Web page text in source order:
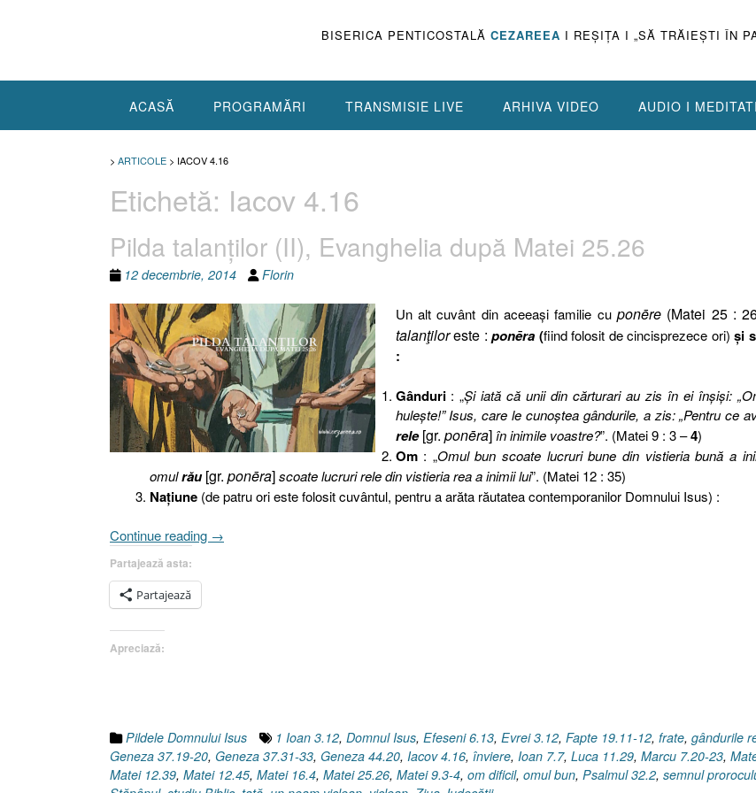
BISERICA PENTICOSTALĂ CEZAREEA I REŞIŢA I „SĂ TRĂIEŞTI ÎN
ACASĂ PROGRAMĂRI TRANSMISIE LIVE ARHIVA VIDEO AUDIO I
> ARTICOLE > IACOV 4.16
Etichetă: Iacov 4.16
Pilda talanţilor (II), Evanghelia după Matei 25.26
12 decembrie, 2014 Florin
Un alt cuvânt din aceeaşi familie cu ponēre (Matei 25 :
talanţiloreste : ponēra (fiind folosit de cincisprezece ori) şi
:
Gânduri: „Şi iată că unii din cărturari au zis în ei înşişi:
huleşte!” Isus, care le cunoştea gândurile, a zis: „Pentru ce
rele [gr. ponēra] în inimile voastre?”. (Matei 9 : 3 –4)
Om: „Omul bun scoate lucruri bune din vistieria bună a
omulrău [gr. ponēra]scoate lucruri rele din vistieria rea a inimii lui”. (Matei 12 : 35)
Naţiune (de patru ori este folosit cuvântul, pentru a arăta răutatea contemporanilor Domnului Isus) :
Continue reading „Pilda
→
Partajează asta:
Partajează
Apreciază:
Pildele Domnului Isus 1 Ioan 3.12, Domnul Isus, Efeseni 6.13, Evrei 3.12, Fapte 19.11-12, frate, gândurile
Geneza 37.19-20, Geneza 37.31-33, Geneza 44.20, Iacov 4.16, înviere, Ioan 7.7, Luca 11.29, Marcu 7.20-23,
Matei 12.39, Matei 12.45, Matei 16.4, Matei 25.26, Matei 9.3-4, om dificil, omul bun, Psalmul 32.2, semnul